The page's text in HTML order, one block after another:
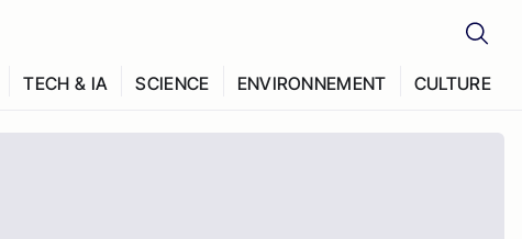
TECH & IA SCIENCE ENVIRONNEMENT CULTURE